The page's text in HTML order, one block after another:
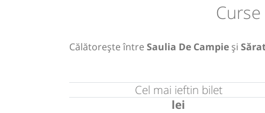
Călătorește între Saulia De Campie și
Cel mai ieftin bilet
lei